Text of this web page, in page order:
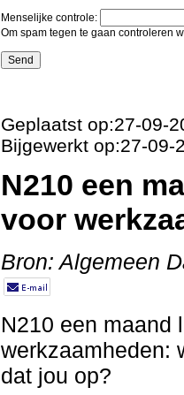
Menselijke controle:
Om spam tegen te gaan controleren
Geplaatst op:27-09-
Bijgewerkt op:27-09-
N210 een
voor
Bron: Algemeen
N210 een maand
werkzaamheden:
dat jou op?